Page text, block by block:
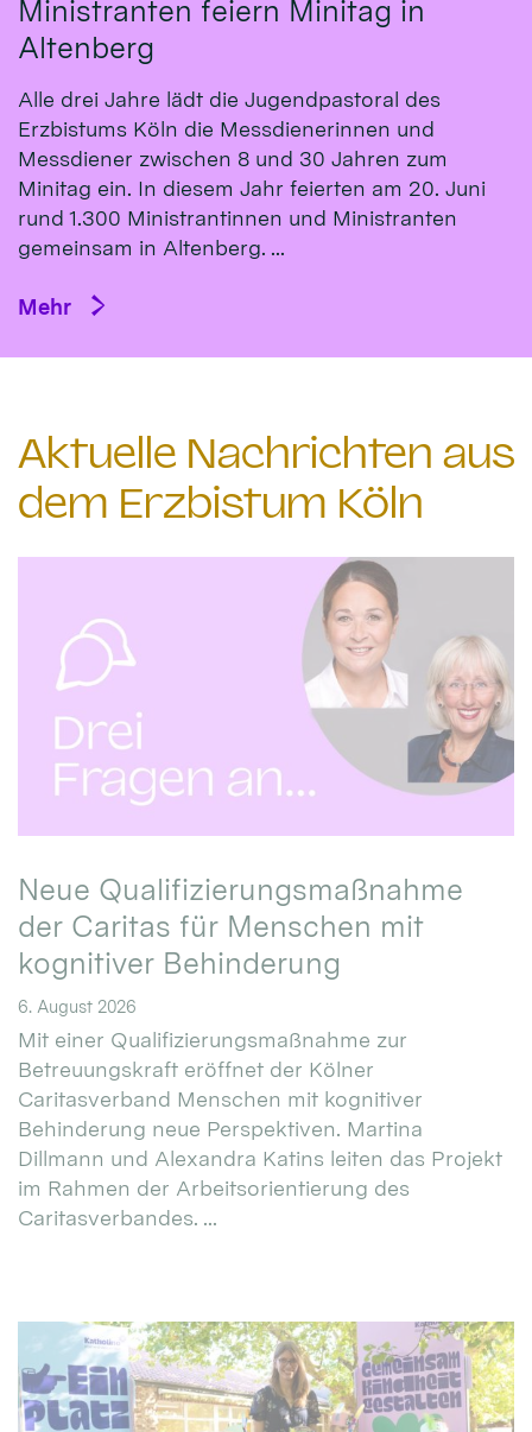
Ministranten feiern Minitag in
Altenberg
Alle drei Jahre lädt die Jugendpastoral des
Erzbistums Köln die Messdienerinnen und
Messdiener zwischen 8 und 30 Jahren zum
Minitag ein. In diesem Jahr feierten am 20. Juni
rund 1.300 Ministrantinnen und Ministranten
gemeinsam in Altenberg. ...
Mehr
Aktuelle Nachrichten aus
dem Erzbistum Köln
Neue Qualifizierungsmaßnahme
der Caritas für Menschen mit
kognitiver Behinderung
6. August 2026
Mit einer Qualifizierungsmaßnahme zur
Betreuungskraft eröffnet der Kölner
Caritasverband Menschen mit kognitiver
Behinderung neue Perspektiven. Martina
Dillmann und Alexandra Katins leiten das Projekt
im Rahmen der Arbeitsorientierung des
Caritasverbandes. ...